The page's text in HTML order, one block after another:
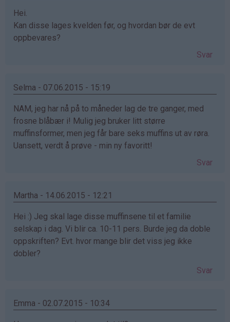
Hei.
Kan disse lages kvelden før, og hvordan bør de evt
oppbevares?
Svar
Selma - 07.06.2015 - 15:19
NAM, jeg har nå på to måneder lag de tre ganger, med
frosne blåbær i! Mulig jeg bruker litt større
muffinsformer, men jeg får bare seks muffins ut av røra.
Uansett, verdt å prøve - min ny favoritt!
Svar
Martha - 14.06.2015 - 12:21
Hei :) Jeg skal lage disse muffinsene til et familie
selskap i dag. Vi blir ca. 10-11 pers. Burde jeg da doble
oppskriften? Evt. hvor mange blir det viss jeg ikke
dobler?
Svar
Emma - 02.07.2015 - 10:34